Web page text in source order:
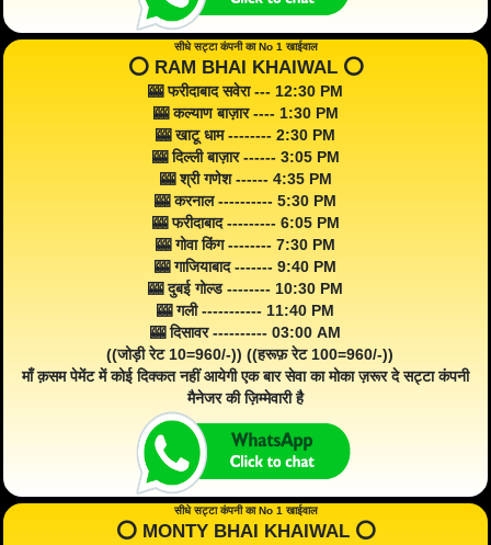
सीधे सट्टा कंपनी का No 1 खाईवाल
⭕️ RAM BHAI KHAIWAL ⭕️
🎰 फरीदाबाद सवेरा --- 12:30 PM
🎰 कल्याण बाज़ार ---- 1:30 PM
🎰 खाटू धाम -------- 2:30 PM
🎰 दिल्ली बाज़ार ------ 3:05 PM
🎰 श्री गणेश ------ 4:35 PM
🎰 करनाल ---------- 5:30 PM
🎰 फरीदाबाद --------- 6:05 PM
🎰 गोवा किंग -------- 7:30 PM
🎰 गाजियाबाद ------- 9:40 PM
🎰 दुबई गोल्ड -------- 10:30 PM
🎰 गली ----------- 11:40 PM
🎰 दिसावर ---------- 03:00 AM
((जोड़ी रेट 10=960/-)) ((हरूफ़ रेट 100=960/-))
माँ क़सम पेमेंट में कोई दिक्कत नहीं आयेगी एक बार सेवा का मोका ज़रूर दे सट्टा कंपनी
मैनेजर की ज़िम्मेवारी है
सीधे सट्टा कंपनी का No 1 खाईवाल
⭕️ MONTY BHAI KHAIWAL ⭕️